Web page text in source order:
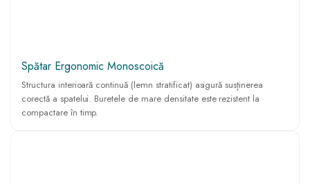
Spătar Ergonomic Monoscoică
Structura interioară continuă (lemn stratificat) asigură susținerea
corectă a spatelui. Buretele de mare densitate este rezistent la
compactare în timp.